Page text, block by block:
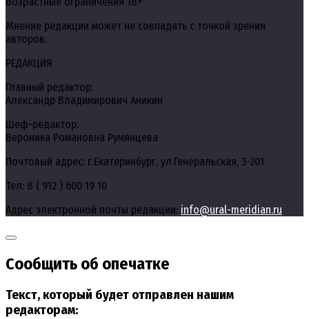
Мнение редакции может не совпадать с точкой зрения
авторов.
РЕДАКЦИЯ
Главный редактор:
Александр Владимирович Аникин
Шеф-редактор:
Вероника Романовна Румянцева
Почтовый адрес: г.Екатеринбург, ул.Генеральская, 3-201
Тел: 8 ( 912 ) 600 19 10
Адрес электронной почты редакции: info@ural-meridian.ru
Сообщить об опечатке
Текст, который будет отправлен нашим
редакторам: